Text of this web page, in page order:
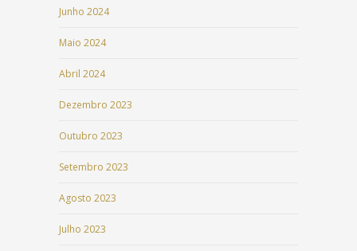
Junho 2024
Maio 2024
Abril 2024
Dezembro 2023
Outubro 2023
Setembro 2023
Agosto 2023
Julho 2023